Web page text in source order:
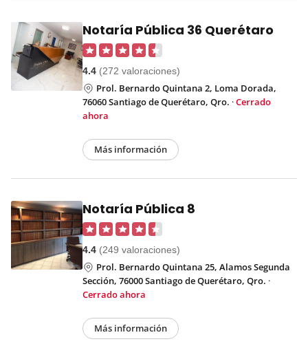
Notaría Pública 36 Querétaro
4.4 (272 valoraciones)
Prol. Bernardo Quintana 2, Loma Dorada,
76060 Santiago de Querétaro, Qro. ·Cerrado
ahora
Más información
Notaría Pública 8
4.4 (249 valoraciones)
Prol. Bernardo Quintana 25, Alamos Segunda
Sección, 76000 Santiago de Querétaro, Qro. ·
Cerrado ahora
Más información